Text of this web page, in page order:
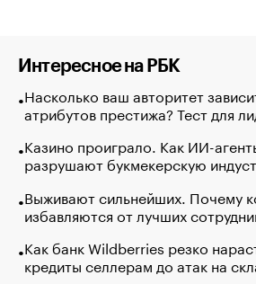
Интересное на РБК
Насколько ваш авторитет
атрибутов престижа? Тест для
Казино проиграло. Как ИИ-
разрушают букмекерскую
Выживают сильнейших. Почему
избавляются от лучших
Как банк Wildberries резко
кредиты селлерам до атак на